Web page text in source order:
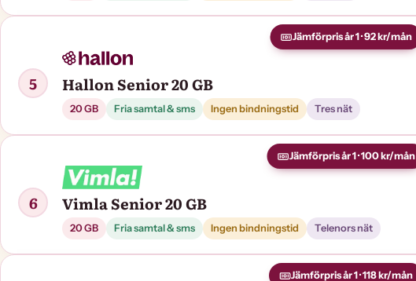
Jämförpris år 1 · 92 kr/mån
5 Hallon Senior 20 GB
20 GB Fria samtal & sms Ingen bindningstid Tres nät
Jämförpris år 1 · 100 kr/mån
6 Vimla Senior 20 GB
20 GB Fria samtal & sms Ingen bindningstid Telenors nät
Jämförpris år 1 · 118 kr/mån